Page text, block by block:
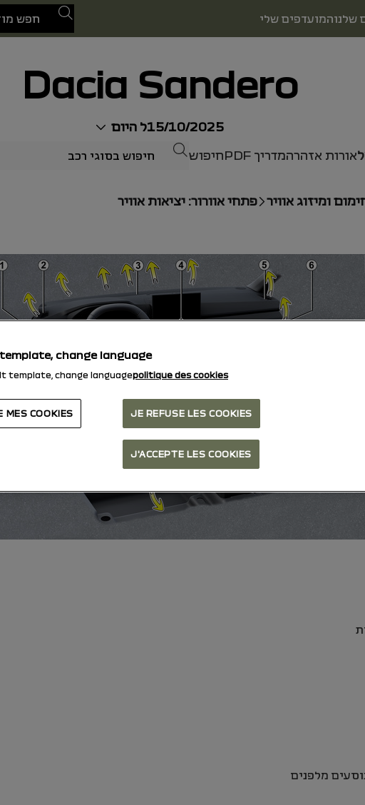
שלנוהמועדפים שלי
לְחַפֵּשׂ
Dacia Sandero
15/10/2025ל היום
אורות אזהרהמדריך PDF חיפוש
לְחַפֵּשׂ
ומיזוג אוויר פתחי אוורור: יציאות אוויר
מלפנים
change language
template, change languagepolitique des cookies.
JE REFUSE LES COOKIES
J'ACCEPTE LES COOKIES
MES COOKIES